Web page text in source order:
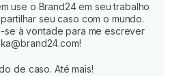
use o Brand24 em seu trabalho
seu caso com o mundo.
se à vontade para me escrever
de caso. Até mais!